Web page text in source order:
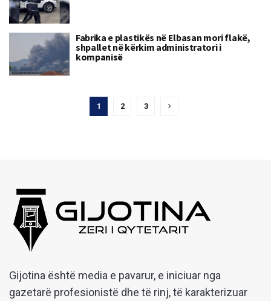
Fabrika e plastikës në Elbasan mori flakë,
shpallet në kërkim administratori i
kompanisë
1 2 3
Gijotina është media e pavarur, e iniciuar nga
gazetarë profesionistë dhe të rinj, të karakterizuar